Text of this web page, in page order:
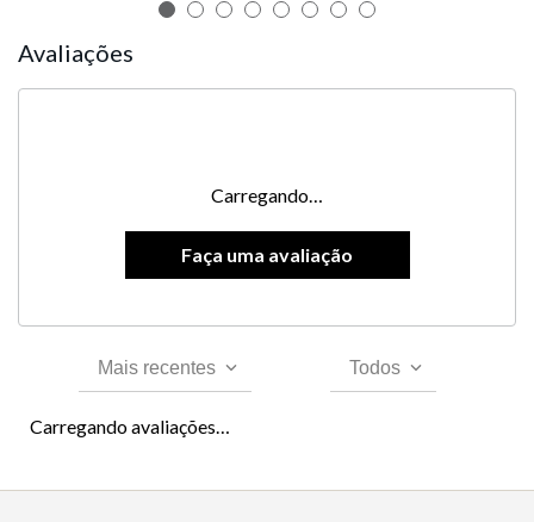
Avaliações
Carregando…
Mais recentes Todos
Carregando avaliações…